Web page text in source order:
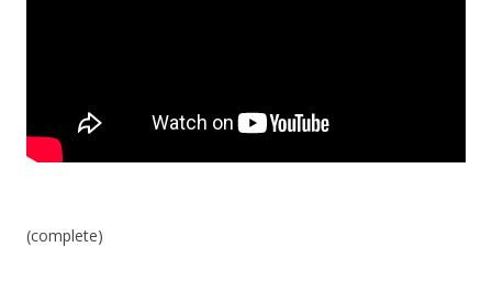
(complete)